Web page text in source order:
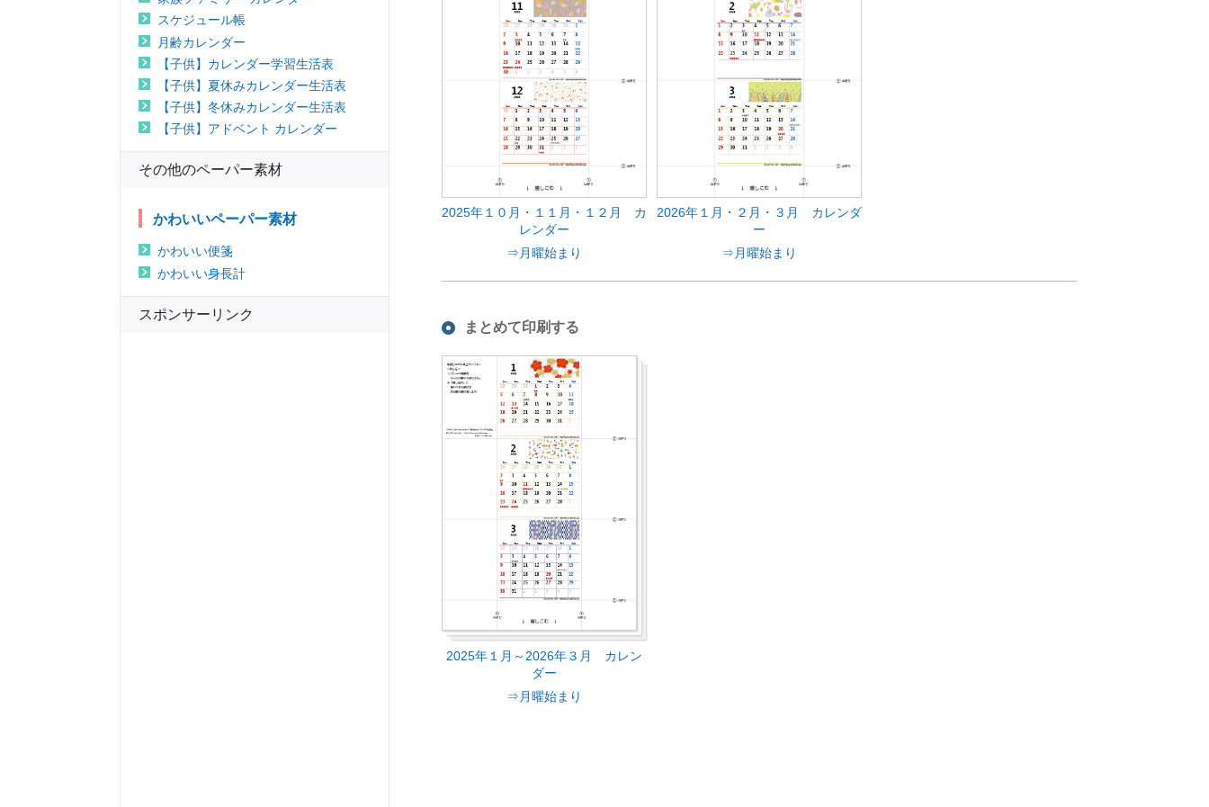
2025年１０月・１１月・１２月 カ
レンダー
⇒月曜始まり
2026年１月・２月・３月 カレンダ
ー
⇒月曜始まり
まとめて印刷する
2025年１月～2026年３月 カレン
ダー
⇒月曜始まり
スケジュール帳
月齢カレンダー
【子供】カレンダー学習生活表
【子供】夏休みカレンダー生活表
【子供】冬休みカレンダー生活表
【子供】アドベント カレンダー
その他のペーパー素材
かわいいペーパー素材
かわいい便箋
かわいい身長計
スポンサーリンク